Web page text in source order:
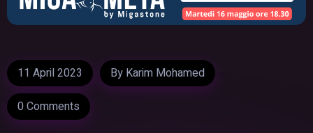
11 April 2023 By Karim Mohamed
0 Comments